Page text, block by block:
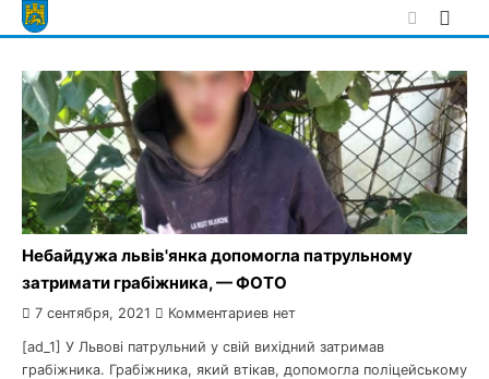
Skip
to
Небайдужа львів'янка допомогла патрульному
затримати грабіжника, — ФОТО
7 сентября, 2021 Комментариев нет
[ad_1] У Львові патрульний у свій вихідний затримав
грабіжника. Грабіжника, який втікав, допомогла поліцейському